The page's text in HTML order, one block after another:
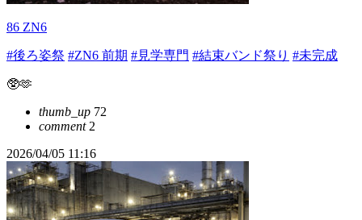
86 ZN6
#後ろ姿祭 #ZN6 前期 #見学専門 #結束バンド祭り #未完成
🥸🫶
thumb_up 72
comment2
2026/04/05 11:16